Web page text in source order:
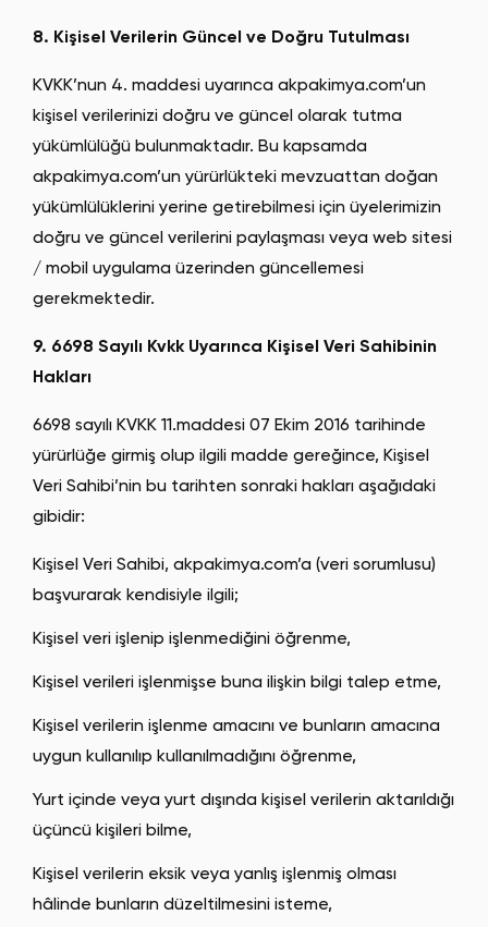
8. Kişisel Verilerin Güncel ve Doğru Tutulması
KVKK’nun 4. maddesi uyarınca akpakimya.com’un
kişisel verilerinizi doğru ve güncel olarak tutma
yükümlülüğü bulunmaktadır. Bu kapsamda
akpakimya.com’un yürürlükteki mevzuattan doğan
yükümlülüklerini yerine getirebilmesi için üyelerimizin
doğru ve güncel verilerini paylaşması veya web sitesi
/ mobil uygulama üzerinden güncellemesi
gerekmektedir.
9. 6698 Sayılı Kvkk Uyarınca Kişisel Veri Sahibinin
Hakları
6698 sayılı KVKK 11.maddesi 07 Ekim 2016 tarihinde
yürürlüğe girmiş olup ilgili madde gereğince, Kişisel
Veri Sahibi’nin bu tarihten sonraki hakları aşağıdaki
gibidir:
Kişisel Veri Sahibi, akpakimya.com’a (veri sorumlusu)
başvurarak kendisiyle ilgili;
Kişisel veri işlenip işlenmediğini öğrenme,
Kişisel verileri işlenmişse buna ilişkin bilgi talep etme,
Kişisel verilerin işlenme amacını ve bunların amacına
uygun kullanılıp kullanılmadığını öğrenme,
Yurt içinde veya yurt dışında kişisel verilerin aktarıldığı
üçüncü kişileri bilme,
Kişisel verilerin eksik veya yanlış işlenmiş olması
hâlinde bunların düzeltilmesini isteme,